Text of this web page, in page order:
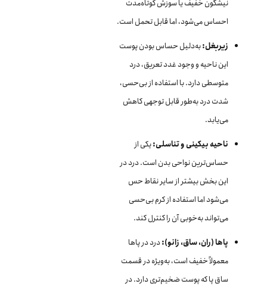
نیشگون خفیف یا سوزش کوتاه‌مدت
احساس می‌شود، اما قابل تحمل است.
زیربغل:به‌دلیل حساس بودن پوست
این ناحیه و وجود غدد تعریق، درد
متوسطی دارد. با استفاده از بی‌حسی،
شدت درد به‌طور قابل توجهی کاهش
می‌یابد.
ناحیه بیکینی و تناسلی:یکی از
حساس‌ترین نواحی بدن است. درد در
این بخش بیشتر از سایر نقاط حس
می‌شود اما استفاده از کرم بی‌حسی
می‌تواند به‌خوبی آن را کنترل کند.
پاها (ران، ساق، زانو):درد در پاها
معمولاً خفیف است، به‌ویژه در قسمت
ساق پا که پوست ضخیم‌تری دارد. در